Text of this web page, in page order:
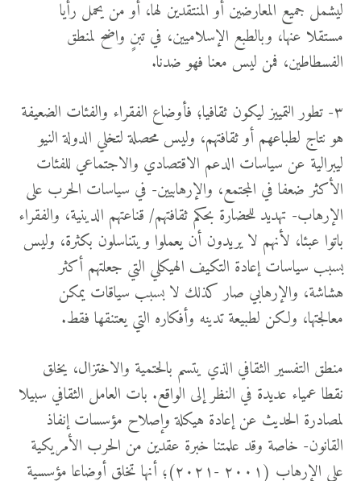
ليشمل جميع المعارضين أو المنتقدين لها، أو من يحمل رأيا
مستقلا عنها، وبالطبع الإسلاميين، في تبنٍ واضح لمنطق
الفسطاطين، فمن ليس معنا فهو ضدنا.
٣- تطور التمييز ليكون ثقافيا؛ فأوضاع الفقراء والفئات الضعيفة
هو نتاج لطباعهم أو ثقافتهم، وليس محصلة لتخلي الدولة النيو
ليبرالية عن سياسات الدعم الاقتصادي والاجتماعي للفئات
الأكثر ضعفا في المجتمع، والإرهابيين- في سياسات الحرب على
الإرهاب- تهديد للحضارة بحكم ثقافتهم/ قناعتهم الدينية، والفقراء
باتوا عبئا، لأنهم لا يريدون أن يعملوا ويتناسلون بكثرة، وليس
بسبب سياسات إعادة التكيف الهيكلي التي جعلتهم أكثر
هشاشة، والإرهابي صار كذلك لا بسبب سياقات يمكن
معالجتها، ولكن لطبيعة تدينه وأفكاره التي يعتنقها فقط.
منطق التفسير الثقافي الذي يتسم بالحتمية والاختزال، يخلق
نقطا عمياء عديدة في النظر إلى الواقع. بات العامل الثقافي سبيلا
لمصادرة الحديث عن إعادة هيكلة وإصلاح مؤسسات إنفاذ
القانون- خاصة وقد علمتنا خبرة عقدين من الحرب الأمريكية
على الإرهاب (٢٠٠١ -٢٠٢١)؛ أنها تخلق أوضاعا مؤسسية